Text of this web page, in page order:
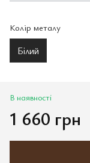
Колір металу
Білий
В наявності
1 660 грн